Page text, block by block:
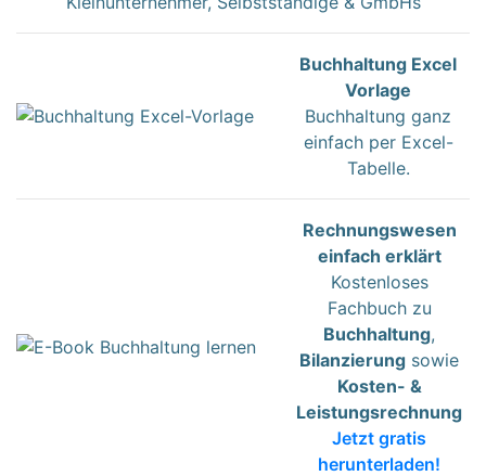
Buchhaltung Excel
Vorlage
Buchhaltung ganz
einfach per Excel-
Tabelle.
Rechnungswesen
einfach erklärt
Kostenloses
Fachbuch zu
Buchhaltung,
Bilanzierung sowie
Kosten- &
Leistungsrechnung
Jetzt gratis
herunterladen!